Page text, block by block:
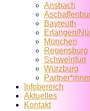
Ansbach
Bayreuth
Erlangen/
München
Regensburg
Schweinfurt
Würzburg
Infobereich
Aktuelles
Kontakt